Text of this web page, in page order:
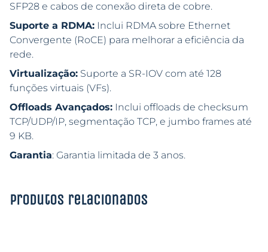
SFP28 e cabos de conexão direta de cobre.
Suporte a RDMA: Inclui RDMA sobre Ethernet
Convergente (RoCE) para melhorar a eficiência da
rede.
Virtualização: Suporte a SR-IOV com até 128
funções virtuais (VFs).
Offloads Avançados: Inclui offloads de checksum
TCP/UDP/IP, segmentação TCP, e jumbo frames até
9 KB.
Garantia: Garantia limitada de 3 anos.
Produtos relacionados